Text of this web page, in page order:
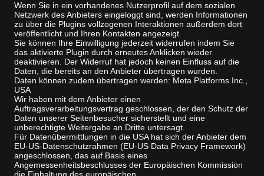
Wenn Sie in ein vorhandenes Nutzerprofil auf dem sozialen
Netzwerk des Anbieters eingeloggt sind, werden Informationen
zu über die Plugins vollzogenen Interaktionen außerdem dort
veröffentlicht und Ihren Kontakten angezeigt.
Sie können Ihre Einwilligung jederzeit widerrufen indem Sie
das aktivierte Plugin durch erneutes Anklicken wieder
deaktivieren. Der Widerruf hat jedoch keinen Einfluss auf die
Daten, die bereits an den Anbieter übertragen wurden.
Daten können zudem übertragen werden: Meta Platforms Inc.,
USA
Wir haben mit dem Anbieter einen
Auftragsverarbeitungsvertrag geschlossen, der den Schutz der
Daten unserer Seitenbesucher sicherstellt und eine
unberechtigte Weitergabe an Dritte untersagt.
Für Datenübermittlungen in die USA hat sich der Anbieter dem
EU-US-Datenschutzrahmen (EU-US Data Privacy Framework)
angeschlossen, das auf Basis eines
Angemessenheitsbeschlusses der Europäischen Kommission